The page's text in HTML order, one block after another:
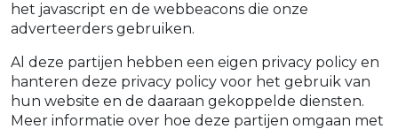
het javascript en de webbeacons die onze
adverteerders gebruiken.
Al deze partijen hebben een eigen privacy policy en
hanteren deze privacy policy voor het gebruik van
hun website en de daaraan gekoppelde diensten.
Meer informatie over hoe deze partijen omgaan met